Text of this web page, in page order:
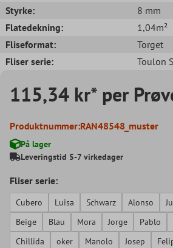
Styrke:
8 mm
Flatedekning:
1,04m²
Fliseformat:
Torget
Fliser serie:
Toulon
115,34 kr* per
Produktnummer:RAN48548_muster
På lager
Leveringstid 5-7 virkedager
Fliser serie:
Cubero Luisa Schwarz Alonso
Beige
Blau Mora Jorge Pablo
Chillida
oker Manolo Josep